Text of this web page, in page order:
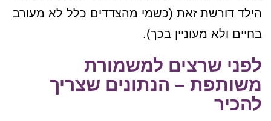
הילד דורשת זאת (כשמי מהצדדים כלל לא מעורב
בחיים ולא מעוניין בכך).
לפני שרצים למשמורת
משותפת – הנתונים שצריך
להכיר